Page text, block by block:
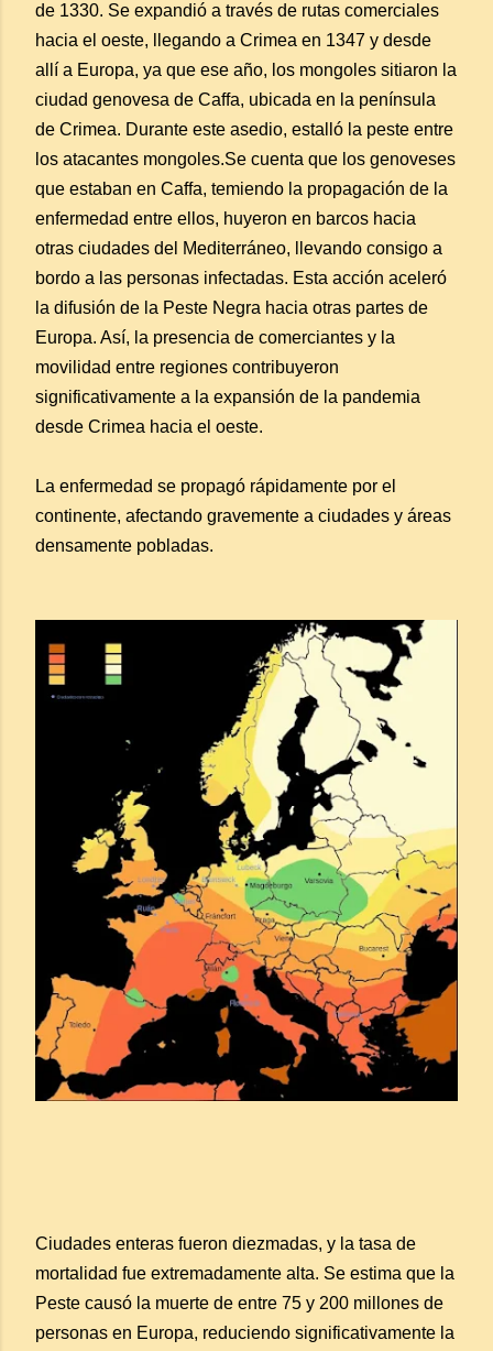
de 1330. Se expandió a través de rutas comerciales
hacia el oeste, llegando a Crimea en 1347 y desde
allí a Europa, ya que ese año, los mongoles sitiaron la
ciudad genovesa de Caffa, ubicada en la península
de Crimea. Durante este asedio, estalló la peste entre
los atacantes mongoles.Se cuenta que los genoveses
que estaban en Caffa, temiendo la propagación de la
enfermedad entre ellos, huyeron en barcos hacia
otras ciudades del Mediterráneo, llevando consigo a
bordo a las personas infectadas. Esta acción aceleró
la difusión de la Peste Negra hacia otras partes de
Europa. Así, la presencia de comerciantes y la
movilidad entre regiones contribuyeron
significativamente a la expansión de la pandemia
desde Crimea hacia el oeste.
La enfermedad se propagó rápidamente por el
continente, afectando gravemente a ciudades y áreas
densamente pobladas.
Ciudades enteras fueron diezmadas, y la tasa de
mortalidad fue extremadamente alta. Se estima que la
Peste causó la muerte de entre 75 y 200 millones de
personas en Europa, reduciendo significativamente la